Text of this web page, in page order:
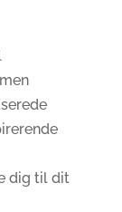
dig til dit